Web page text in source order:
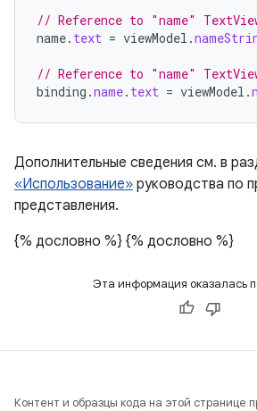
// Reference to "name"
name. text = viewModel .
// Reference to "name"
binding .name. text = viewModel .
Дополнительные сведения см. в
«Использование» руководства по
представления.
{% дословно %} {% дословно %}
Эта информация оказалась
Контент и образцы кода на этой странице